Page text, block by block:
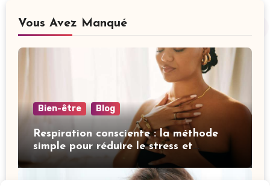
Vous Avez Manqué
Bien-être Blog
Respiration consciente : la méthode
simple pour réduire le stress et
améliorer votre sommeil